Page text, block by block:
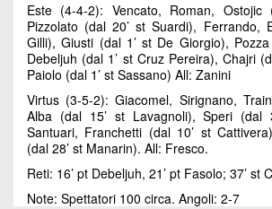
Este (4-4-2): Vencato, Roman,
Pizzolato (dal 20’ st Suardi), Ferrando,
Gilli), Giusti (dal 1’ st De Giorgio),
Debeljuh (dal 1’ st Cruz Pereira), Chajri
Paiolo (dal 1’ st Sassano) All: Zanini
Virtus (3-5-2): Giacomel, Sirignano,
Alba (dal 15’ st Lavagnoli), Speri (dal
Santuari, Franchetti (dal 10’ st
(dal 28’ st Manarin). All: Fresco.
Reti: 16’ pt Debeljuh, 21’ pt Fasolo; 37’ st
Note: Spettatori 100 circa. Angoli: 2-7